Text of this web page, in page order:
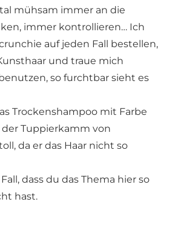
mühsam immer an die
immer kontrollieren… Ich
auf jeden Fall bestellen,
und traue mich
so furchtbar sieht es
Trockenshampoo mit Farbe
Tuppierkamm von
da er das Haar nicht so
dass du das Thema hier so
hast.